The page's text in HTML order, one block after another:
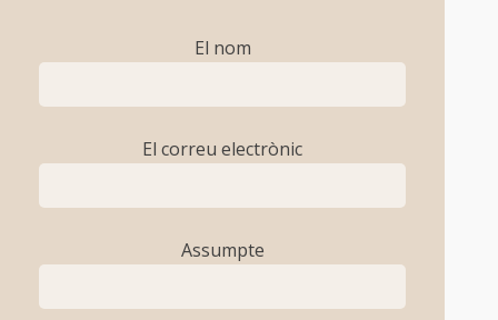
El nom
El correu electrònic
Assumpte